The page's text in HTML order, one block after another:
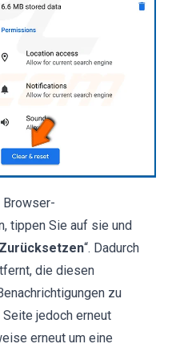
Browser-
tippen Sie auf sie und
“. Dadurch
die diesen
zu
jedoch erneut
erneut um eine